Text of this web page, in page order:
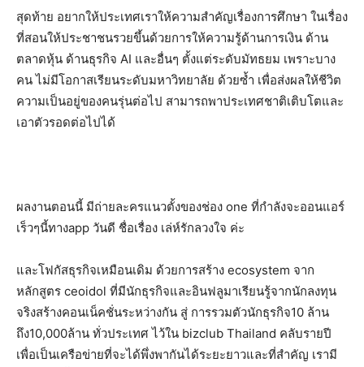
สุดท้าย อยากให้ประเทศเราให้ความสำคัญเรื่องการศึกษา ในเรื่อง
ที่สอนให้ประชาชนรวยขึ้นด้วยการให้ความรู้ด้านการเงิน ด้าน
ตลาดหุ้น ด้านธุรกิจ AI และอื่นๆ ตั้งแต่ระดับมัทธยม เพราะบาง
คน ไม่มีโอกาสเรียนระดับมหาวิทยาลัย ด้วยซ้ำ เพื่อส่งผลให้ชีวิต
ความเป็นอยู่ของคนรุ่นต่อไป สามารถพาประเทศชาติเติบโตและ
เอาตัวรอดต่อไปได้
ผลงานตอนนี้ มีถ่ายละครแนวตั้งของช่อง one ที่กำลังจะออนแอร์
เร็วๆนี้ทางapp วันดี ชื่อเรื่อง เล่ห์รักลวงใจ ค่ะ
และโฟกัสธุรกิจเหมือนเดิม ด้วยการสร้าง ecosystem จาก
หลักสูตร ceoidol ที่มีนักธุรกิจและอินฟลูมาเรียนรู้จากนักลงทุน
จริงสร้างคอนเน็คชั่นระหว่างกัน สู่ การรวมตัวนักธุรกิจ10 ล้าน
ถึง10,000ล้าน ทั่วประเทศ ไว้ใน bizclub Thailand คลับรายปี
เพื่อเป็นเครือข่ายที่จะได้พึ่งพากันได้ระยะยาวและที่สำคัญ เรามี